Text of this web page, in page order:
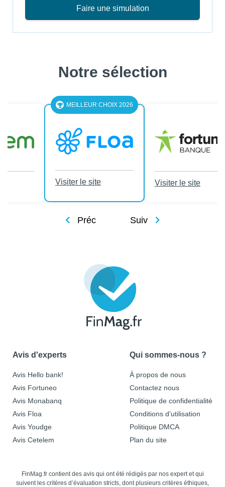
Faire une simulation
Notre sélection
CHOIX 2026
Visiter le site Visiter le site
Préc Suiv
Avis d'experts
Avis Hello bank!
Avis Fortuneo
Avis Monabanq
Avis Floa
Avis Youdge
Avis Cetelem
Qui sommes-nous ?
À propos de nous
Contactez nous
Politique de confidentialité
Conditions d’utilisation
Politique DMCA
Plan du site
FinMag.fr contient des avis qui ont été rédigés par nos expert et qui
suivent les critères d’évaluation stricts, dont plusieurs critères éthiques,